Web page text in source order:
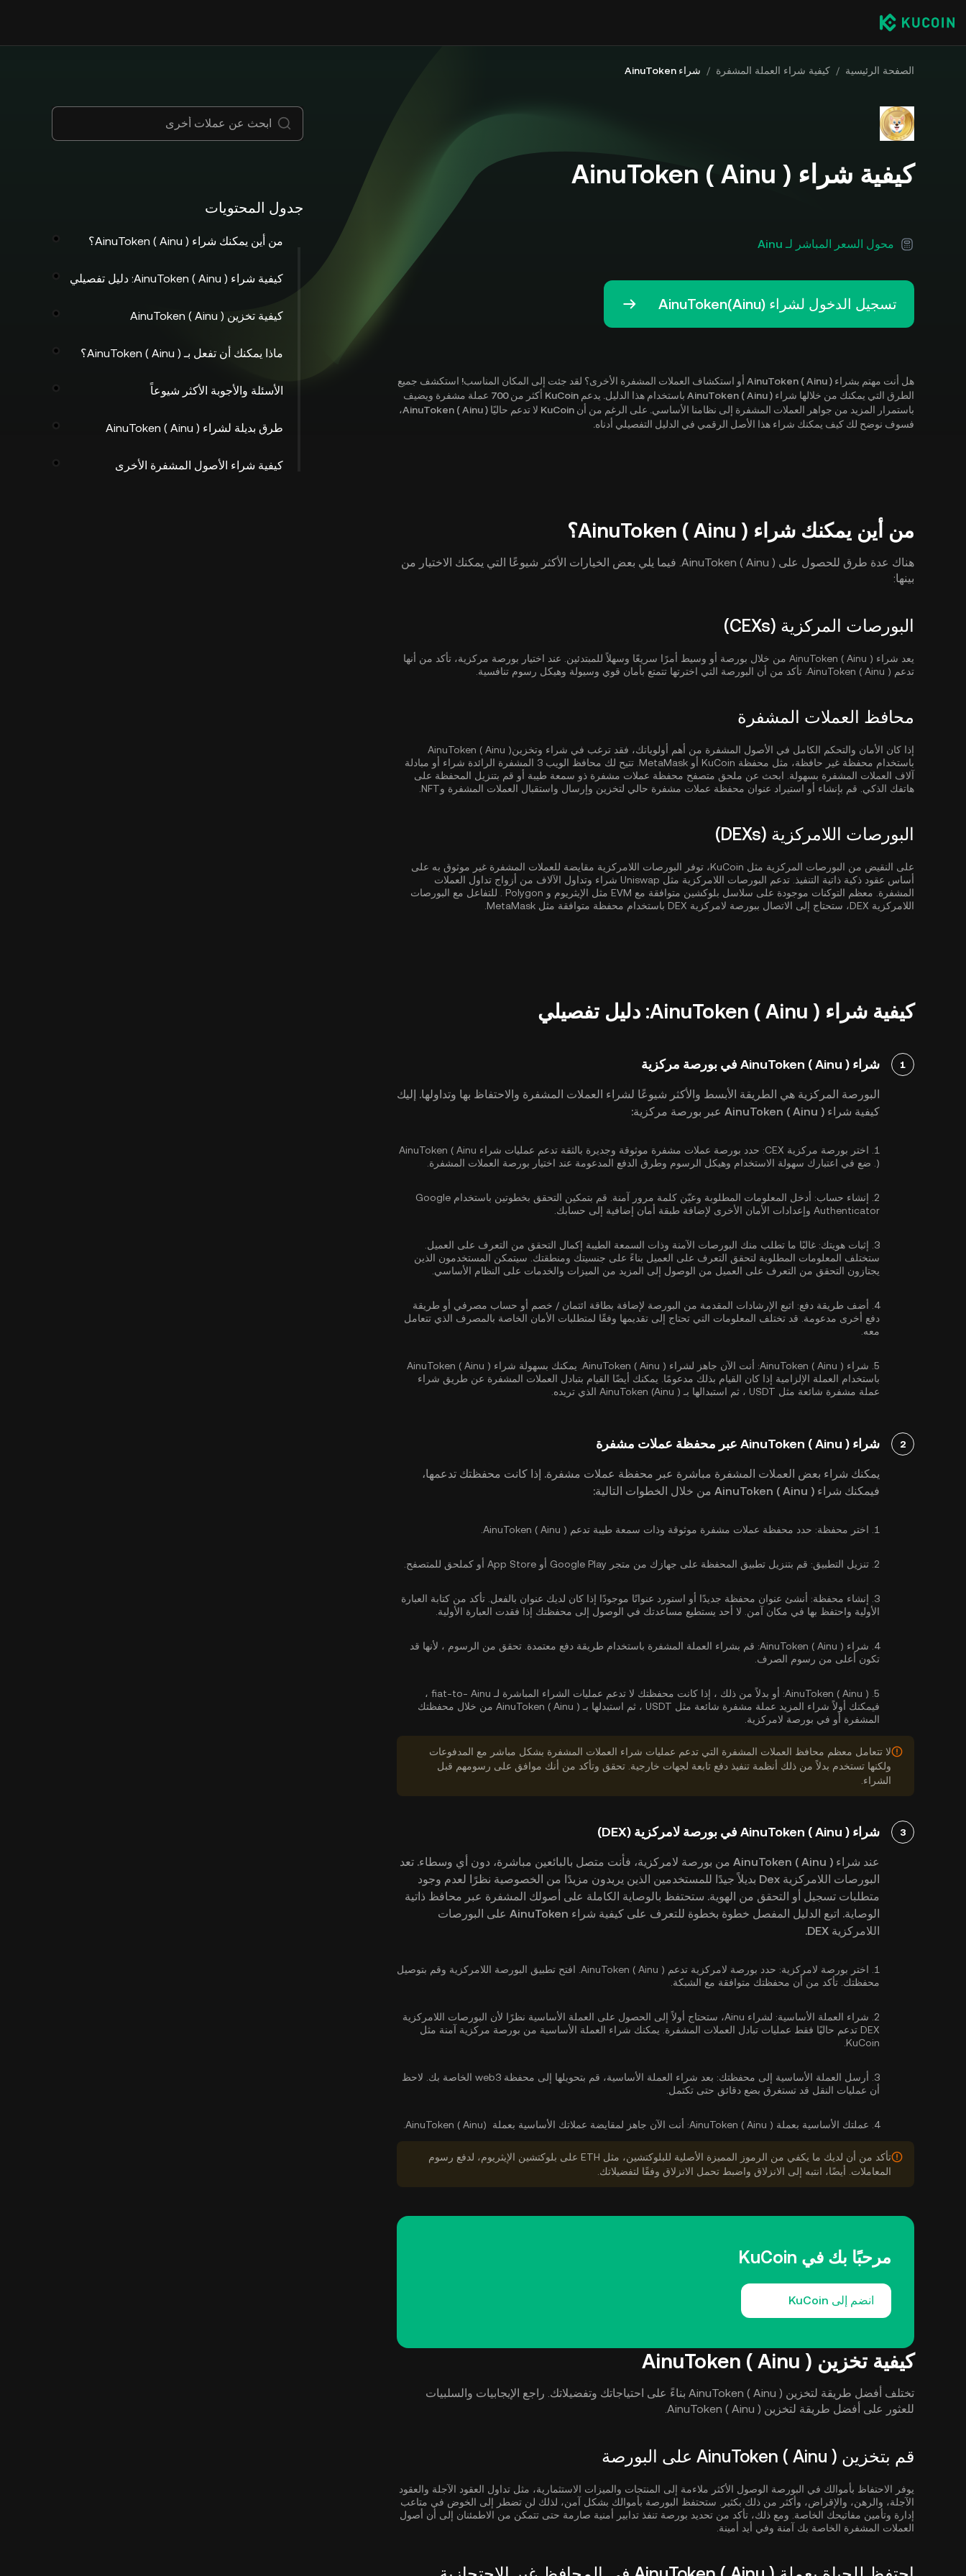
الصفحة الرئيسية / كيفية شراء العملة المشفرة / شراء AinuToken
كيفية شراء AinuToken ( Ainu )
محول السعر المباشر لـ Ainu
تسجيل الدخول لشراء AinuToken(Ainu)
هل أنت مهتم بشراء AinuToken ( Ainu ) أو استكشاف العملات المشفرة الأخرى؟ لقد جئت إلى المكان المناسب! استكشف جميع
الطرق التي يمكنك من خلالها شراء AinuToken ( Ainu ) باستخدام هذا الدليل. يدعم KuCoin أكثر من 700 عملة مشفرة ويضيف
باستمرار المزيد من جواهر العملات المشفرة إلى نظامنا الأساسي. على الرغم من أن KuCoin لا تدعم حاليًا AinuToken ( Ainu )،
فسوف نوضح لك كيف يمكنك شراء هذا الأصل الرقمي في الدليل التفصيلي أدناه.
من أين يمكنك شراء AinuToken ( Ainu )؟
هناك عدة طرق للحصول على AinuToken ( Ainu ). فيما يلي بعض الخيارات الأكثر شيوعًا التي يمكنك الاختيار من
بينها:
البورصات المركزية (CEXs)
يعد شراء AinuToken ( Ainu ) من خلال بورصة أو وسيط أمرًا سريعًا وسهلاً للمبتدئين. عند اختيار بورصة مركزية، تأكد من أنها
تدعم AinuToken ( Ainu ). تأكد من أن البورصة التي اخترتها تتمتع بأمان قوي وسيولة وهيكل رسوم تنافسية.
محافظ العملات المشفرة
إذا كان الأمان والتحكم الكامل في الأصول المشفرة من أهم أولوياتك، فقد ترغب في شراء وتخزينAinuToken ( Ainu )
باستخدام محفظة غير حافظة، مثل محفظة KuCoin
أو MetaMask. تتيح لك محافظ الويب 3 المشفرة الرائدة شراء أو مبادلة
آلاف العملات المشفرة بسهولة. ابحث عن ملحق متصفح محفظة عملات مشفرة ذو سمعة طيبة أو قم بتنزيل المحفظة على
هاتفك الذكي. قم بإنشاء أو استيراد عنوان محفظة عملات مشفرة حالي لتخزين وإرسال واستقبال العملات المشفرة وNFT.
البورصات اللامركزية (DEXs)
على النقيض من البورصات المركزية مثل KuCoin، توفر البورصات اللامركزية مقايضة للعملات المشفرة غير موثوق به على
أساس عقود ذكية ذاتية التنفيذ. تدعم البورصات اللامركزية مثل Uniswap شراء وتداول الآلاف من أزواج تداول العملات
المشفرة. معظم التوكنات موجودة على سلاسل بلوكشين متوافقة مع EVM مثل
الإيثريوم و
. للتفاعل مع البورصات
اللامركزية DEX، ستحتاج إلى الاتصال ببورصة لامركزية DEX باستخدام محفظة متوافقة مثل MetaMask.
كيفية شراء AinuToken ( Ainu ): دليل تفصيلي
1 شراء AinuToken ( Ainu ) في بورصة مركزية
البورصة المركزية هي الطريقة الأبسط والأكثر شيوعًا لشراء العملات المشفرة والاحتفاظ بها وتداولها. إليك
كيفية شراء AinuToken ( Ainu ) عبر بورصة مركزية:
1. اختر بورصة مركزية CEX:
حدد بورصة عملات مشفرة موثوقة وجديرة بالثقة تدعم عمليات شراء AinuToken ( Ainu
). ضع في اعتبارك سهولة الاستخدام وهيكل الرسوم وطرق الدفع المدعومة عند اختيار بورصة العملات المشفرة.
2. إنشاء حساب: أدخل المعلومات المطلوبة وعيّن كلمة مرور آمنة. قم بتمكين
التحقق بخطوتين باستخدام Google
Authenticator وإعدادات الأمان الأخرى لإضافة طبقة أمان إضافية إلى حسابك.
3. إثبات هويتك: غالبًا ما تطلب منك البورصات الآمنة وذات السمعة الطيبة إكمال التحقق من التعرف على العميل
ستختلف المعلومات المطلوبة لتحقق التعرف على العميل بناءً على جنسيتك ومنطقتك. سيتمكن المستخدمون الذين
يجتازون التحقق من التعرف على العميل من الوصول إلى المزيد من الميزات والخدمات على النظام الأساسي.
4. أضف طريقة دفع: اتبع الإرشادات المقدمة من البورصة لإضافة بطاقة ائتمان / خصم أو حساب مصرفي أو طريقة
دفع أخرى مدعومة. قد تختلف المعلومات التي تحتاج إلى تقديمها وفقًا لمتطلبات الأمان الخاصة بالمصرف الذي تتعامل
معه.
5. شراء AinuToken ( Ainu ):
أنت الآن جاهز لشراء AinuToken ( Ainu ). يمكنك بسهولة شراء AinuToken ( Ainu )
باستخدام العملة الإلزامية إذا كان القيام بذلك مدعومًا. يمكنك أيضًا القيام بتبادل العملات المشفرة عن طريق شراء
عملة مشفرة شائعة مثل USDT ، ثم استبدالها بـ AinuToken (Ainu ) الذي تريده.
2 شراء AinuToken ( Ainu ) عبر محفظة عملات مشفرة
يمكنك شراء بعض العملات المشفرة مباشرة عبر محفظة عملات مشفرة. إذا كانت محفظتك تدعمها،
فيمكنك شراء AinuToken ( Ainu ) من خلال الخطوات التالية:
1. اختر محفظة: حدد محفظة عملات مشفرة موثوقة وذات سمعة طيبة تدعم AinuToken ( Ainu ).
2. تنزيل التطبيق: قم بتنزيل تطبيق المحفظة على جهازك من متجر Google Play أو App Store أو كملحق للمتصفح.
3. إنشاء محفظة: أنشئ عنوان محفظة جديدًا أو استورد عنوانًا موجودًا إذا كان لديك عنوان بالفعل. تأكد من كتابة العبارة
الأولية واحتفظ بها في مكان آمن. لا أحد يستطيع مساعدتك في الوصول إلى محفظتك إذا فقدت العبارة الأولية.
4. شراء AinuToken ( Ainu ):
قم بشراء العملة المشفرة باستخدام طريقة دفع معتمدة. تحقق من الرسوم ، لأنها قد
تكون أعلى من رسوم الصرف.
5.
AinuToken ( Ainu ):
أو بدلاً من ذلك ، إذا كانت محفظتك لا تدعم عمليات الشراء المباشرة لـ fiat-to- Ainu ،
فيمكنك أولاً شراء المزيد عملة مشفرة شائعة مثل USDT ، ثم استبدلها بـ AinuToken ( Ainu ) من خلال محفظتك
المشفرة أو في بورصة لامركزية.
لا تتعامل معظم محافظ العملات المشفرة التي تدعم عمليات شراء العملات المشفرة بشكل مباشر مع المدفوعات
ولكنها تستخدم بدلاً من ذلك أنظمة تنفيذ دفع تابعة لجهات خارجية. تحقق وتأكد من أنك موافق على رسومهم قبل
الشراء.
3 شراء AinuToken ( Ainu ) في بورصة لامركزية (DEX)
عند شراء AinuToken ( Ainu ) من بورصة لامركزية، فأنت متصل بالبائعين مباشرة، دون أي وسطاء. تعد
البورصات اللامركزية Dex بديلاً جيدًا للمستخدمين الذين يريدون مزيدًا من الخصوصية نظرًا لعدم وجود
متطلبات تسجيل أو التحقق من الهوية. ستحتفظ بالوصاية الكاملة على أصولك المشفرة عبر محافظ ذاتية
الوصاية. اتبع الدليل المفصل خطوة بخطوة للتعرف على كيفية شراء AinuToken على البورصات
اللامركزية DEX.
1. اختر بورصة لامركزية:
حدد بورصة لامركزية تدعم AinuToken ( Ainu ). افتح تطبيق البورصة اللامركزية وقم بتوصيل
محفظتك. تأكد من أن محفظتك متوافقة مع الشبكة.
2. شراء العملة الأساسية:
لشراء Ainu، ستحتاج أولاً إلى الحصول على العملة الأساسية نظرًا لأن البورصات اللامركزية
DEX تدعم حاليًا فقط عمليات تبادل العملات المشفرة. يمكنك
شراء العملة الأساسية من بورصة مركزية آمنة مثل
KuCoin.
3. أرسل العملة الأساسية إلى محفظتك:
بعد شراء العملة الأساسية، قم بتحويلها إلى محفظة web3 الخاصة بك. لاحظ
أن عمليات النقل قد تستغرق بضع دقائق حتى تكتمل.
4. عملتك الأساسية بعملة AinuToken ( Ainu ): أنت الآن جاهز لمقايضة عملاتك الأساسية بعملة AinuToken ( Ainu).
تأكد من أن لديك ما يكفي من الرموز المميزة الأصلية للبلوكتشين، مثل ETH على بلوكتشين الإيثريوم، لدفع رسوم
المعاملات. أيضًا، انتبه إلى الانزلاق واضبط تحمل الانزلاق وفقًا لتفضيلاتك.
مرحبًا بك في KuCoin
انضم إلى KuCoin
كيفية تخزين AinuToken ( Ainu )
تختلف أفضل طريقة لتخزين AinuToken ( Ainu ) بناءً على احتياجاتك وتفضيلاتك. راجع الإيجابيات والسلبيات
للعثور على أفضل طريقة لتخزين AinuToken ( Ainu ).
قم بتخزين AinuToken ( Ainu ) على البورصة
يوفر الاحتفاظ بأموالك في البورصة الوصول الأكثر ملاءمة إلى المنتجات والميزات الاستثمارية، مثل تداول العقود الآجلة والعقود
الآجلة، والرهن، والإقراض، وأكثر من ذلك بكثير. ستحتفظ البورصة بأموالك بشكل آمن، لذلك لن تضطر إلى الخوض في متاعب
إدارة وتأمين مفاتيحك الخاصة. ومع ذلك، تأكد من تحديد بورصة تنفذ تدابير أمنية صارمة حتى تتمكن من الاطمئنان إلى أن أصول
العملات المشفرة الخاصة بك آمنة وفي أيد أمينة.
جدول المحتويات
من أين يمكنك شراء AinuToken ( Ainu )؟
كيفية شراء AinuToken ( Ainu ): دليل تفصيلي
كيفية تخزين AinuToken ( Ainu )
ماذا يمكنك أن تفعل بـ AinuToken ( Ainu )؟
الأسئلة والأجوبة الأكثر شيوعاً
طرق بديلة لشراء AinuToken ( Ainu )
كيفية شراء الأصول المشفرة الأخرى